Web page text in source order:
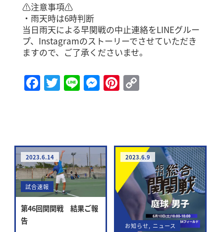
⚠️注意事項⚠️
・雨天時は6時判断
当日雨天による早関戦の中止連絡をLINEグルー
プ、Instagramのストーリーでさせていただき
ますので、ご了承くださいませ。
Facebook
Twitter
LineMessenger
Pinterest
Copy
2023.6.14
試合速報
第46回関関戦 結果ご報
告
2023.6.9
お知らせ, ニュース